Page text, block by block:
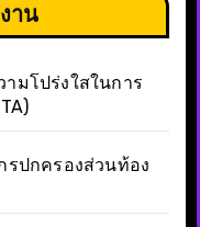
าน
มโปร่งใสในการ
รปกครองส่วนท้อง